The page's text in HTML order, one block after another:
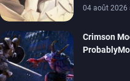
04 août 2026
Crimson